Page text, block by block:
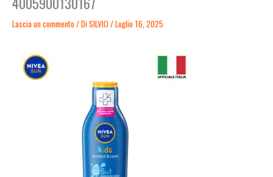
Lascia un commento/ DiSILVIO/Luglio 16, 2025